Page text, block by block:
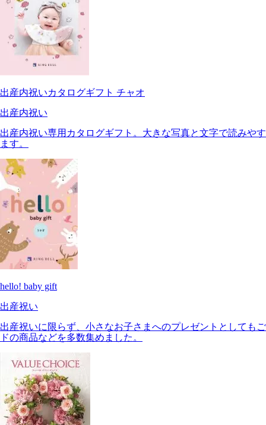
出産内祝いカタログギフト チャオ
出産内祝い
出産内祝い専用カタログギフト。大きな写真と文字で読みや
ます。
hello! baby gift
出産祝い
出産祝いに限らず、小さなお子さまへのプレゼントとしても
ドの商品などを多数集めました。